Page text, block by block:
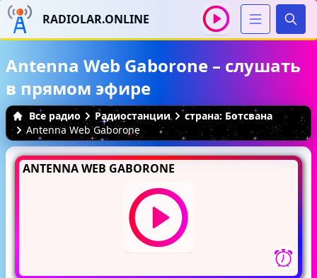
RADIOLAR.ONLINE
Antenna Web Gaborone – слушать
в прямом эфире
Все радио Радиостанции
страна: Ботсвана
Antenna Web Gaborone
ANTENNA WEB GABORONE